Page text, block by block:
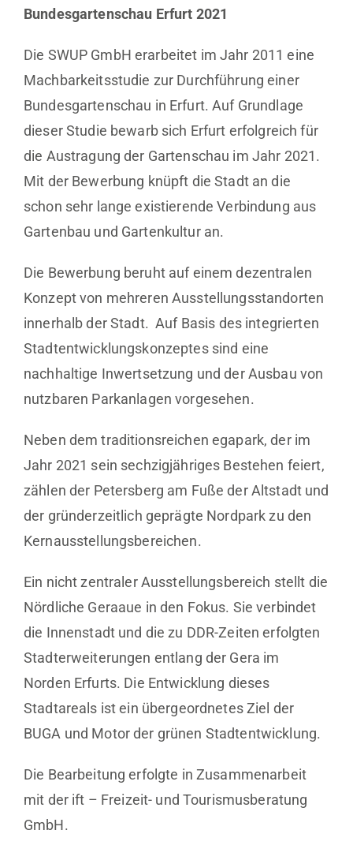
Bundesgartenschau Erfurt 2021
Die SWUP GmbH erarbeitet im Jahr 2011 eine
Machbarkeitsstudie zur Durchführung einer
Bundesgartenschau in Erfurt. Auf Grundlage
dieser Studie bewarb sich Erfurt erfolgreich für
die Austragung der Gartenschau im Jahr 2021.
Mit der Bewerbung knüpft die Stadt an die
schon sehr lange existierende Verbindung aus
Gartenbau und Gartenkultur an.
Die Bewerbung beruht auf einem dezentralen
Konzept von mehreren Ausstellungsstandorten
innerhalb der Stadt. Auf Basis des integrierten
Stadtentwicklungskonzeptes sind eine
nachhaltige Inwertsetzung und der Ausbau von
nutzbaren Parkanlagen vorgesehen.
Neben dem traditionsreichen egapark, der im
Jahr 2021 sein sechzigjähriges Bestehen feiert,
zählen der Petersberg am Fuße der Altstadt und
der gründerzeitlich geprägte Nordpark zu den
Kernausstellungsbereichen.
Ein nicht zentraler Ausstellungsbereich stellt die
Nördliche Geraaue in den Fokus. Sie verbindet
die Innenstadt und die zu DDR-Zeiten erfolgten
Stadterweiterungen entlang der Gera im
Norden Erfurts. Die Entwicklung dieses
Stadtareals ist ein übergeordnetes Ziel der
BUGA und Motor der grünen Stadtentwicklung.
Die Bearbeitung erfolgte in Zusammenarbeit
mit der ift – Freizeit- und Tourismusberatung
GmbH.